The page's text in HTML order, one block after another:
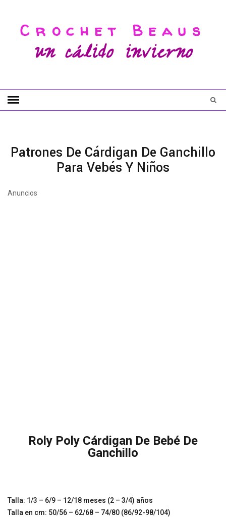
Crochet Beaus
un cálido invierno
Patrones De Cárdigan De Ganchillo
Para Vebés Y Niños
Anuncios
Roly Poly Cárdigan De Bebé De
Ganchillo
Talla: 1/3 – 6/9 – 12/18 meses (2 – 3/4) años
Talla en cm: 50/56 – 62/68 – 74/80 (86/92-98/104)